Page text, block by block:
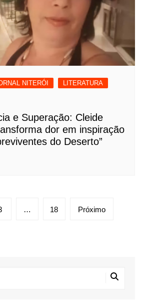
NITERÓI
LITERATURA
e Superação: Cleide
dor em inspiração
do Deserto”
… 18 Próximo